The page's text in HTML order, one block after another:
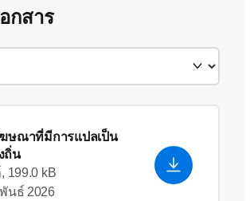
กสาร
ฆษณาที่มีการแปลเป็น
ถิ่น
199.0 kB
นธ์ 2026